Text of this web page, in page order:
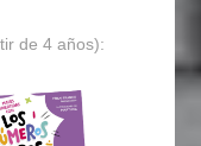
de 4 años):